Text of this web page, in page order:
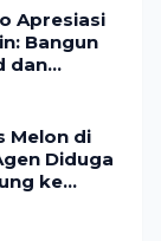
Apresiasi
Bangun
dan
Melon di
Diduga
ke